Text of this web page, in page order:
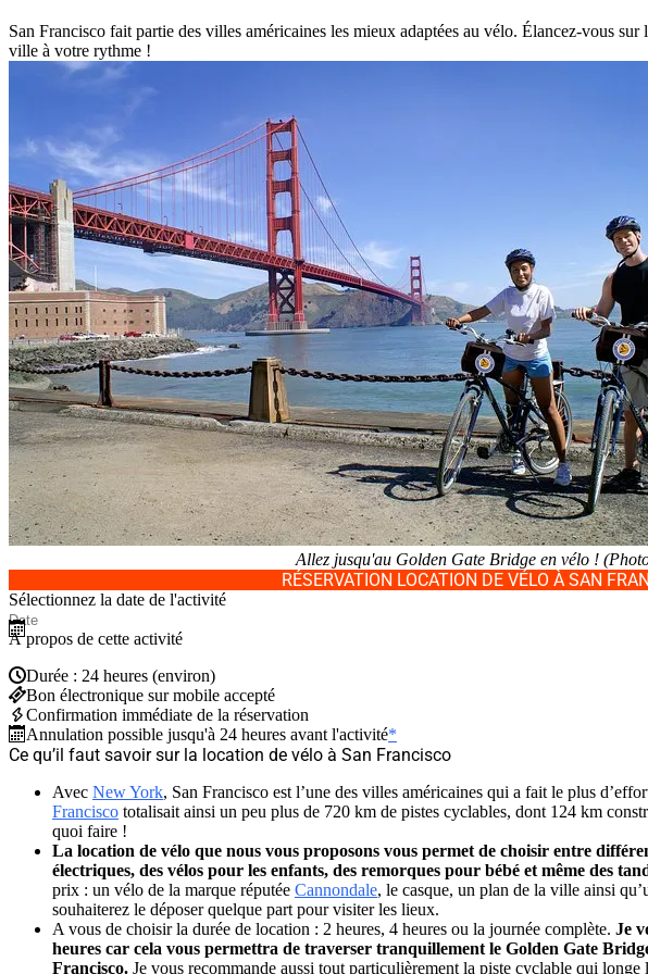
San Francisco fait partie des villes américaines les mieux adaptées au vélo. Élancez-vous
ville à votre rythme !
Allez jusqu'au Golden Gate Bridge en vélo !
RÉSERVATION LOCATION DE VÉLO À SAN
Sélectionnez la date de l'activité
À propos de cette activité
Durée : 24 heures (environ)
Bon électronique sur mobile accepté
Confirmation immédiate de la réservation
Annulation possible jusqu'à 24 heures avant l'activité*
Ce qu’il faut savoir sur la location de vélo à San Francisco
Avec New York, San Francisco est l’une des villes américaines qui a fait le plus
Francisco totalisait ainsi un peu plus de 720 km de pistes cyclables, dont 124 km
quoi faire !
La location de vélo que nous vous proposons vous permet de choisir entre
électriques, des vélos pour les enfants, des remorques pour bébé et même des
prix : un vélo de la marque réputée Cannondale, le casque, un plan de la ville ainsi
souhaiterez le déposer quelque part pour visiter les lieux.
A vous de choisir la durée de location : 2 heures, 4 heures ou la journée complète. Je
heures car cela vous permettra de traverser tranquillement le Golden Gate
Francisco. Je vous recommande aussi tout particulièrement la piste cyclable qui